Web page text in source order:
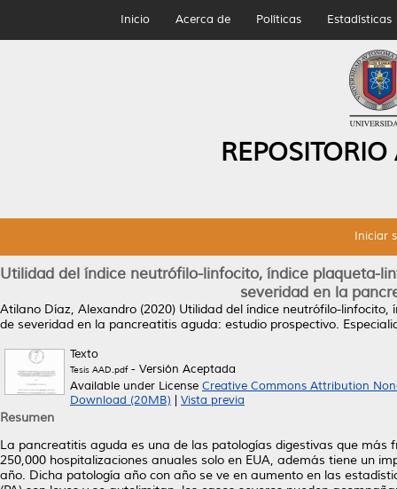
Inicio Acerca de Políticas Estadísticas
Iniciar
Utilidad del índice neutrófilo-linfocito, índice plaqueta-
severidad en la
Atilano Díaz, Alexandro (2020) Utilidad del índice neutrófilo-
de severidad en la pancreatitis aguda: estudio prospectivo.
Texto
Tesis AAD.pdf- Versión Aceptada
Available under License Creative Commons Attribution
Download (20MB)
Vista previa
Resumen
La pancreatitis aguda es una de las patologías digestivas que
250,000 hospitalizaciones anuales solo en EUA, además tiene un
año. Dicha patología año con año se ve en aumento en las